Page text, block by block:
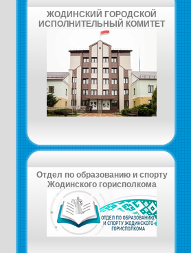
ЖОДИНСКИЙ ГОРОДСКОЙ
ИСПОЛНИТЕЛЬНЫЙ КОМИТЕТ
Отдел по образованию и спорту
Жодинского горисполкома